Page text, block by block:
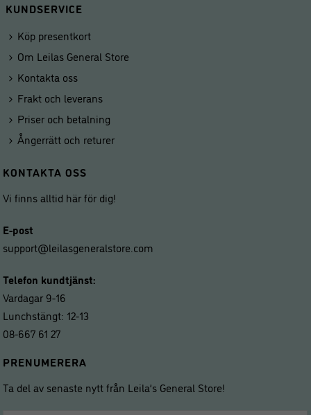
KUNDSERVICE
Köp presentkort
Om Leilas General Store
Kontakta oss
Frakt och leverans
Priser och betalning
Ångerrätt och returer
KONTAKTA OSS
Vi finns alltid här för dig!
E-post
support@leilasgeneralstore.com
Telefon kundtjänst:
Vardagar 9-16
Lunchstängt: 12-13
08-667 61 27
PRENUMERERA
Ta del av senaste nytt från Leila’s General Store!